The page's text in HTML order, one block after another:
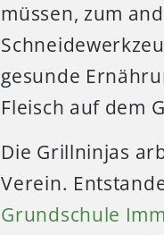
müssen, zum
gesunde
Fleisch auf dem
Die Grillninjas
Verein.
Grundschule